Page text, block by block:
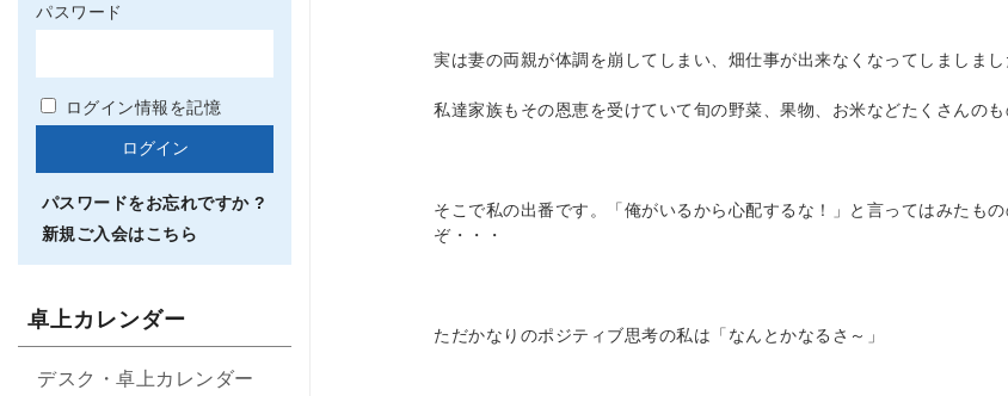
実は妻の両親が体調を崩してしまい、畑仕事が出来なくなってしましまし
私達家族もその恩恵を受けていて旬の野菜、果物、お米などたくさんのも
そこで私の出番です。「俺がいるから心配するな！」と言ってはみたも
ぞ・・・
ただかなりのポジティブ思考の私は「なんとかなるさ～」
パスワード
ログイン情報を記憶
パスワードをお忘れですか ?
新規ご入会はこちら
卓上カレンダー
デスク・卓上カレンダー